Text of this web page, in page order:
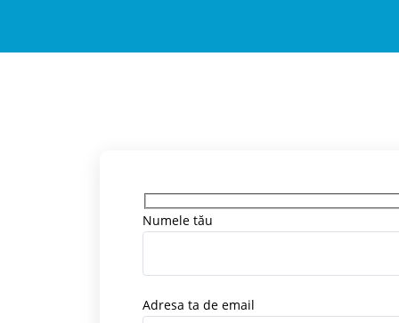
Numele tău
Adresa ta de email